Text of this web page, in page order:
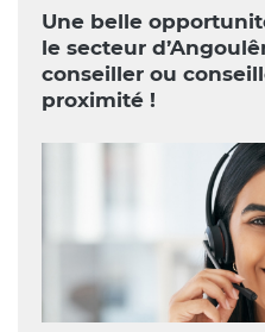
Une belle
le secteur
conseiller ou
proximité !